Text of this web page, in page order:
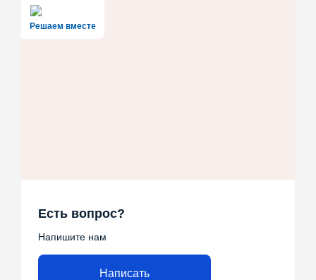
Решаем вместе
Есть вопрос?
Напишите нам
Написать